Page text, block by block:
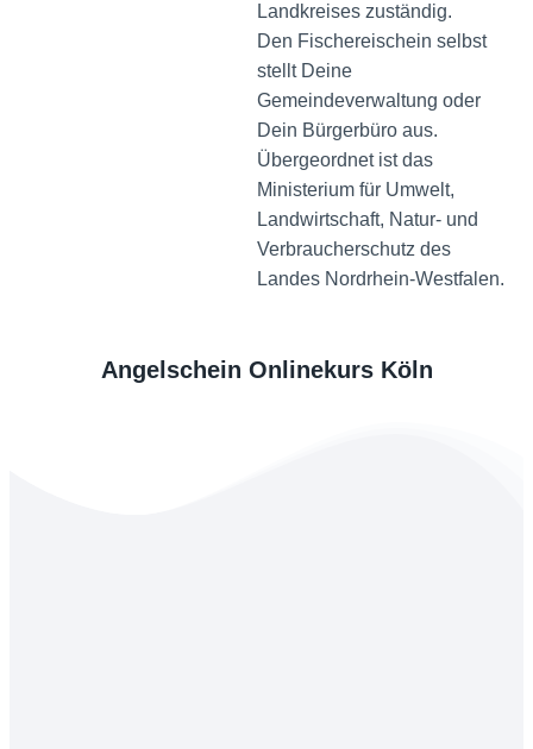
Landkreises zuständig.
Den Fischereischein selbst
stellt Deine
Gemeindeverwaltung oder
Dein Bürgerbüro aus.
Übergeordnet ist das
Ministerium für Umwelt,
Landwirtschaft, Natur- und
Verbraucherschutz des
Landes Nordrhein-Westfalen.
Angelschein Onlinekurs Köln